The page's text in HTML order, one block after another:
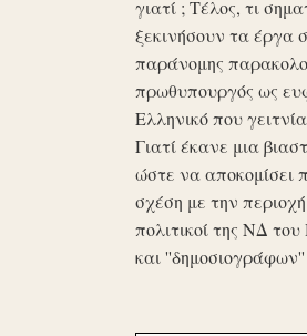
γιατί ; Τέλος, τι
ξεκινήσουν τα έργα
παράνομης
πρωθυπουργός ως
Ελληνικό που
Γιατί έκανε μια
ώστε να αποκομίσει
σχέση με την
πολιτικοί της ΝΔ
και ''δημοσιογράφων''